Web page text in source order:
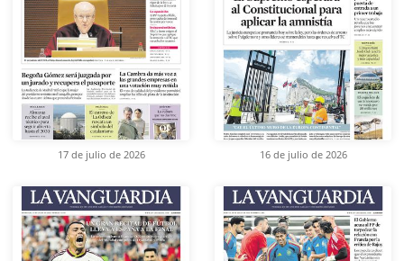
17 de julio de 2026 16 de julio de 2026